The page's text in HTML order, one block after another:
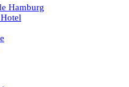
Hamburg